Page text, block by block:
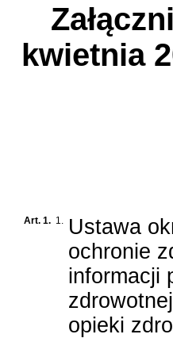
kwietnia
Art. 1. 1.
Ustawa
ochronie
informacji
opieki